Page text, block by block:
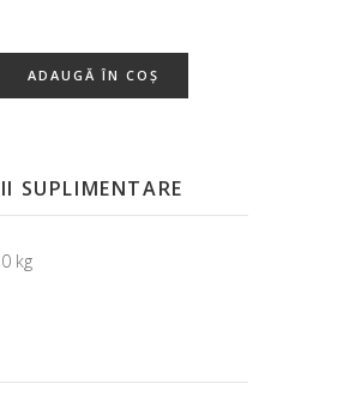
ADAUGĂ ÎN COȘ
SUPLIMENTARE
kg